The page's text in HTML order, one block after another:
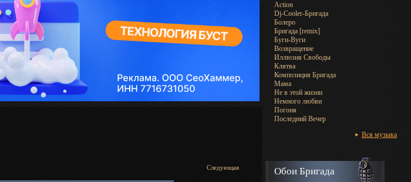
Следующая
Action
Dj-Cooler-Бригада
Болеро
Бригада [remix]
Буги-Вуги
Возвращение
Иллюзия Свободы
Клятва
Композиция Бригада
Мама
Не в этой жизни
Немного любви
Погоня
Последний Вечер
Вся музыка
Обои Бригада